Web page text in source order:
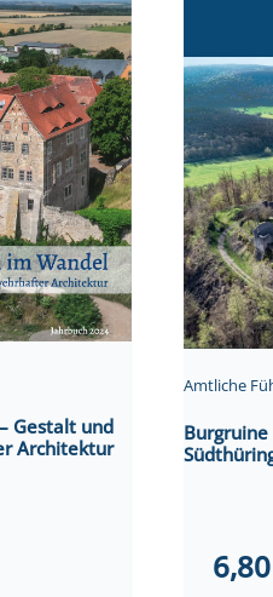
Gestalt und
Architektur
Amtliche